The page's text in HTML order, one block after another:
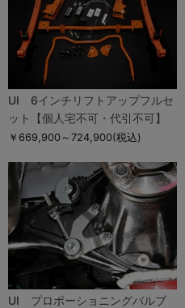
UI 6インチリフトアップフルセ
ット【個人宅不可・代引不可】
￥669,900～724,900(税込)
UI プロポーショニングバルブ